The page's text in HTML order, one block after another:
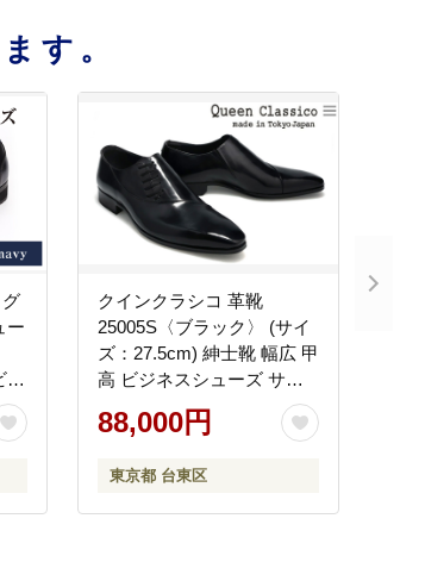
す。
ー
クインクラシコ 革靴
25005S〈ブラック〉 (サイ
ズ：27.5cm) 紳士靴 幅広 甲
高 ビジネスシューズ サイ
ドレース エラスティック
スリッポン 牛革
88,000円
東京都 台東区